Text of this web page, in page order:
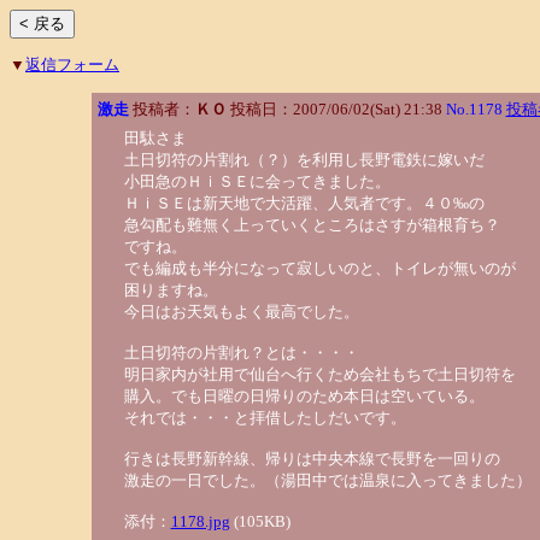
▼ 返信フォーム
激走投稿者： ＫＯ 投稿日：2007/06/02(Sat) 21:38 No.1178 投
田駄さま
土日切符の片割れ（？）を利用し長野電鉄に嫁いだ
小田急のＨｉＳＥに会ってきました。
ＨｉＳＥは新天地で大活躍、人気者です。４０‰の
急勾配も難無く上っていくところはさすが箱根育ち？
ですね。
でも編成も半分になって寂しいのと、トイレが無いのが
困りますね。
今日はお天気もよく最高でした。
土日切符の片割れ？とは・・・・
明日家内が社用で仙台へ行くため会社もちで土日切符を
購入。でも日曜の日帰りのため本日は空いている。
それでは・・・と拝借したしだいです。
行きは長野新幹線、帰りは中央本線で長野を一回りの
激走の一日でした。（湯田中では温泉に入ってきました）
添付： 1178.jpg (105KB)